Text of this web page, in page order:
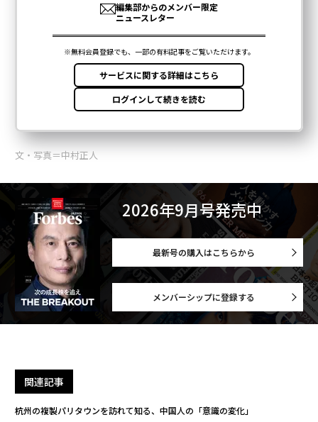
文・写真＝中村正人
2026年9月号発売中
最新号の購入はこちらから
メンバーシップに登録する
関連記事
杭州の複製パリタウンを訪れて知る、中国人の「意識の変化」